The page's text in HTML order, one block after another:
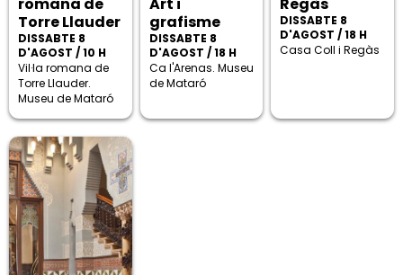
Torre Llauder
DISSABTE 8
D'AGOST / 10 H
Vil·la romana de
Torre Llauder.
Museu de Mataró
grafisme
DISSABTE 8
D'AGOST / 18 H
Ca l'Arenas. Museu
de Mataró
DISSABTE 8
D'AGOST / 18 H
Casa Coll i Regàs